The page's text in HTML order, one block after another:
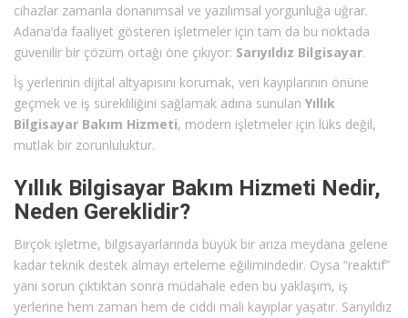
cihazlar zamanla donanımsal ve yazılımsal yorgunluğa uğrar.
Adana’da faaliyet gösteren işletmeler için tam da bu noktada
güvenilir bir çözüm ortağı öne çıkıyor: Sarıyıldız Bilgisayar.
İş yerlerinin dijital altyapısını korumak, veri kayıplarının önüne
geçmek ve iş sürekliliğini sağlamak adına sunulan Yıllık
Bilgisayar Bakım Hizmeti, modern işletmeler için lüks değil,
mutlak bir zorunluluktur.
Yıllık Bilgisayar Bakım Hizmeti Nedir,
Neden Gereklidir?
Birçok işletme, bilgisayarlarında büyük bir arıza meydana gelene
kadar teknik destek almayı erteleme eğilimindedir. Oysa “reaktif”
yani sorun çıktıktan sonra müdahale eden bu yaklaşım, iş
yerlerine hem zaman hem de ciddi mali kayıplar yaşatır. Sarıyıldız